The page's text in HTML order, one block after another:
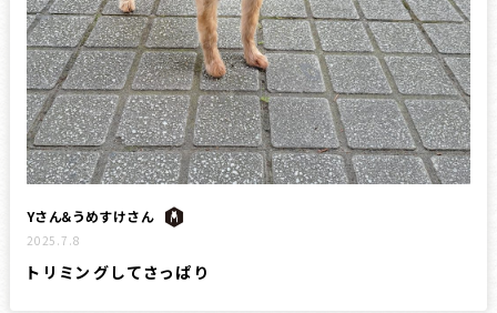
Yさん＆うめすけさん
2025.7.8
トリミングしてさっぱり